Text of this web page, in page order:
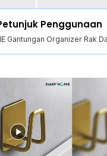
topi, dan lainnya
lebih mudah ditemukan
Jatuh
tergelincir. Desain
dalam kondisi licin.
Tahan Lama
steel berkualitas tinggi,
patah, tahan karat,
Penggunaan
Gantungan Organizer Rak